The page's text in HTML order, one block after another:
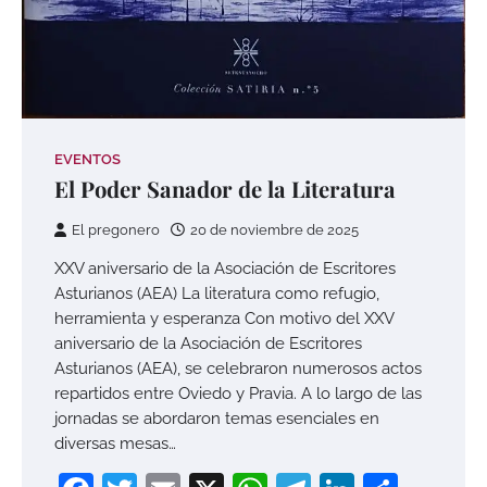
EVENTOS
El Poder Sanador de la Literatura
El pregonero 20 de noviembre de 2025
XXV aniversario de la Asociación de Escritores
Asturianos (AEA) La literatura como refugio,
herramienta y esperanza Con motivo del XXV
aniversario de la Asociación de Escritores
Asturianos (AEA), se celebraron numerosos actos
repartidos entre Oviedo y Pravia. A lo largo de las
jornadas se abordaron temas esenciales en
diversas mesas…